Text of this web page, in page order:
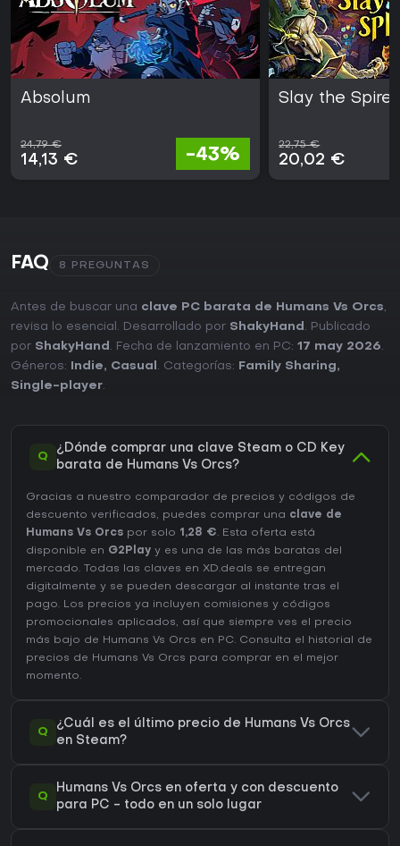
Absolum
24,79 €
14,13 € -43%
Slay the Spire
22,75 €
20,02 €
FAQ 8 PREGUNTAS
Antes de buscar una clave PC barata de Humans Vs Orcs,
revisa lo esencial. Desarrollado por ShakyHand . Publicado
por ShakyHand . Fecha de lanzamiento en PC: 17 may 2026.
Géneros:
Indie, Casual . Categorías: Family Sharing,
Single-player.
Q
¿Dónde comprar una clave Steam o CD Key
barata de Humans Vs Orcs?
Gracias a nuestro comparador de precios y códigos de
descuento verificados, puedes comprar una clave de
Humans Vs Orcs por solo 1,28 €. Esta oferta está
disponible en G2Play y es una de las más baratas del
mercado. Todas las claves en XD.deals se entregan
digitalmente y se pueden descargar al instante tras el
pago. Los precios ya incluyen comisiones y códigos
promocionales aplicados, así que siempre ves el precio
más bajo de Humans Vs Orcs en PC. Consulta el
historial de
precios de Humans Vs Orcs para comprar en el mejor
momento.
Q
¿Cuál es el último precio de Humans Vs Orcs
en Steam?
Q
Humans Vs Orcs en oferta y con descuento
para PC - todo en un solo lugar